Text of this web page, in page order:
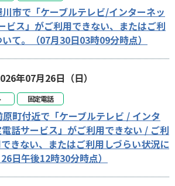
川市で「ケーブルテレビ/インターネッ
ビス」がご利用できない、またはご利
て。（07月30日03時09分時点）
年07月26日（日）
固定電話
原町付近で「ケーブルテレビ / インタ
話サービス」がご利用できない / ご利
きない、またはご利用しづらい状況に
日午後12時30分時点）